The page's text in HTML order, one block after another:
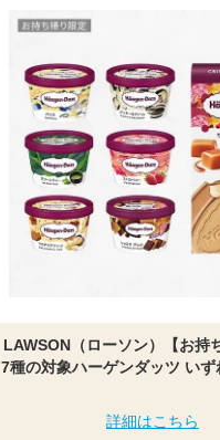
LAWSON（ローソン）【お持
7種の対象ハーゲンダッツ い
詳細はこちら